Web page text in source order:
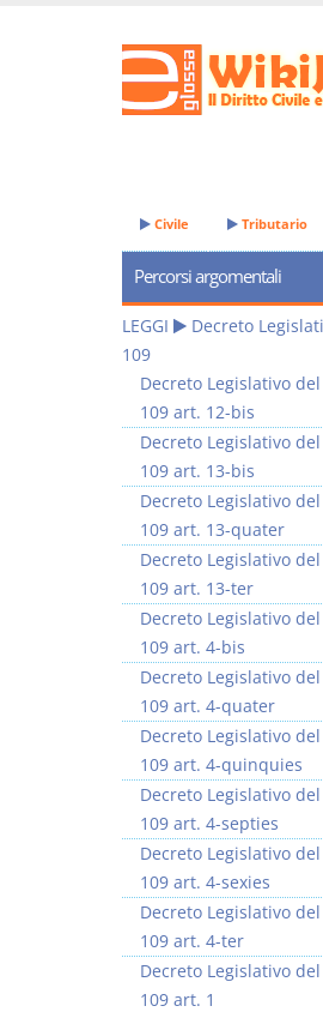
Civile Tributario
Percorsi argomentali
LEGGI Decreto
109
Decreto Legislativo
109 art. 12-bis
Decreto Legislativo
109 art. 13-bis
Decreto Legislativo
109 art. 13-quater
Decreto Legislativo
109 art. 13-ter
Decreto Legislativo
109 art. 4-bis
Decreto Legislativo
109 art. 4-quater
Decreto Legislativo
109 art. 4-quinquies
Decreto Legislativo
109 art. 4-septies
Decreto Legislativo
109 art. 4-sexies
Decreto Legislativo
109 art. 4-ter
Decreto Legislativo
109 art. 1
relazione giuridica
Versione ebook€ 5,99